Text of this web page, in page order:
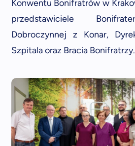
Konwentu Bonifratrów w
przedstawiciele
Dobroczynnej z Konar,
Szpitala oraz Bracia Bonifratrzy.